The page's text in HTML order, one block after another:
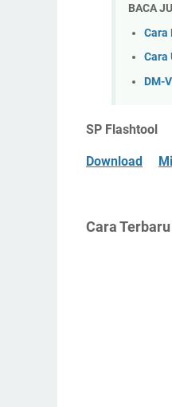
BACA
Cara
Cara
DM-
SP Flashtool
Download
Cara